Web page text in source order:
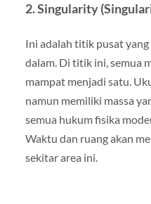
2. Singularity
Ini adalah titik pusat
dalam. Di titik ini, semua
mampat menjadi satu.
namun memiliki massa
semua hukum fisika
Waktu dan ruang akan
sekitar area ini.